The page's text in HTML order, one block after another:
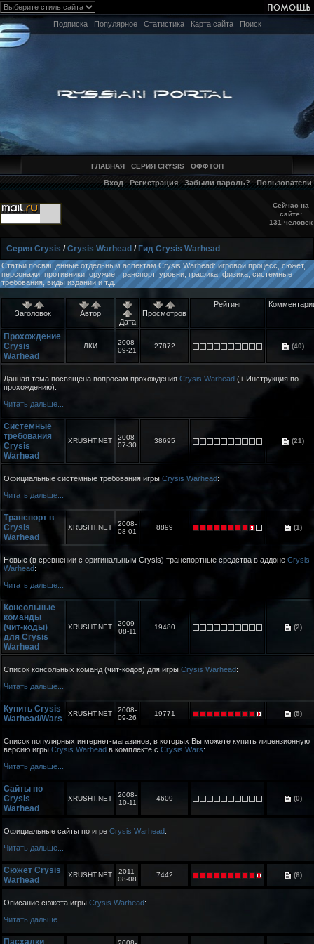
Подписка Популярное Статистика Карта сайта Поиск
ГЛАВНАЯ СЕРИЯ CRYSIS ОФФТОП
Вход Регистрация Забыли пароль? Пользователи
Сейчас на
сайте:
131 человек
Серия Crysis /Crysis Warhead / Гид Crysis Warhead
Статьи посвященные отдельным аспектам Crysis Warhead: игровой процесс, сюжет,
персонажи, противники, оружие, транспорт, уровни, графика, физика, системные
требования, виды изданий и т.д.
Заголовок
Автор
Дата
Просмотров
Рейтинг
Прохождение
Crysis
Warhead
ЛКИ
2008-
09-21
27872 (40)
Данная тема посвящена вопросам прохождения Crysis Warhead (+ Инструкция по
прохождению).
Читать дальше...
Системные
требования
Crysis
Warhead
XRUSHT.NET
2008-
07-30
38695 (21)
Официальные системные требования игры Crysis Warhead:
Читать дальше...
Транспорт в
Crysis
Warhead
XRUSHT.NET
2008-
08-01
8899 (1)
Новые (в сревнении с оригинальным Crysis) транспортные средства в аддоне Crysis
Warhead:
Читать дальше...
Консольные
команды
(чит-коды)
для Crysis
Warhead
XRUSHT.NET
2009-
08-11
19480 (2)
Список консольных команд (чит-кодов) для игры Crysis Warhead:
Читать дальше...
Купить Crysis
Warhead/Wars
XRUSHT.NET
2008-
09-26
19771 (5)
Список популярных интернет-магазинов, в которых Вы можете купить лицензионную
версию игры Crysis Warhead в комплекте с Crysis Wars:
Читать дальше...
Сайты по
Crysis
Warhead
XRUSHT.NET
2008-
10-11
4609 (0)
Официальные сайты по игре Crysis Warhead:
Читать дальше...
Сюжет Crysis
Warhead
XRUSHT.NET
2011-
08-08
7442 (6)
Описание сюжета игры Crysis Warhead:
Читать дальше...
Пасхалки